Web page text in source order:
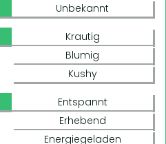
Unbekannt
Krautig
Blumig
Kushy
Entspannt
Erhebend
Energiegeladen